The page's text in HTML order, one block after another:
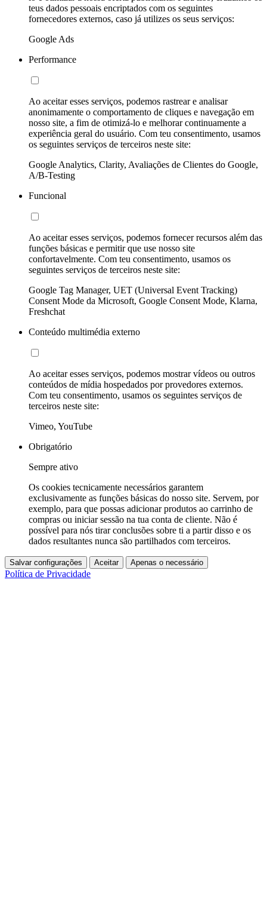
teus dados pessoais encriptados com os seguintes
fornecedores externos, caso já utilizes os seus serviços:
Google Ads
Performance
Ao aceitar esses serviços, podemos rastrear e analisar
anonimamente o comportamento de cliques e navegação em
nosso site, a fim de otimizá-lo e melhorar continuamente a
experiência geral do usuário. Com teu consentimento, usamos
os seguintes serviços de terceiros neste site:
Google Analytics, Clarity, Avaliações de Clientes do Google,
A/B-Testing
Funcional
Ao aceitar esses serviços, podemos fornecer recursos além das
funções básicas e permitir que use nosso site
confortavelmente. Com teu consentimento, usamos os
seguintes serviços de terceiros neste site:
Google Tag Manager, UET (Universal Event Tracking)
Consent Mode da Microsoft, Google Consent Mode, Klarna,
Freshchat
Conteúdo multimédia externo
Ao aceitar esses serviços, podemos mostrar vídeos ou outros
conteúdos de mídia hospedados por provedores externos.
Com teu consentimento, usamos os seguintes serviços de
terceiros neste site:
Vimeo, YouTube
Obrigatório
Sempre ativo
Os cookies tecnicamente necessários garantem
exclusivamente as funções básicas do nosso site. Servem, por
exemplo, para que possas adicionar produtos ao carrinho de
compras ou iniciar sessão na tua conta de cliente. Não é
possível para nós tirar conclusões sobre ti a partir disso e os
dados resultantes nunca são partilhados com terceiros.
Salvar configurações Aceitar Apenas o necessário
Política de Privacidade